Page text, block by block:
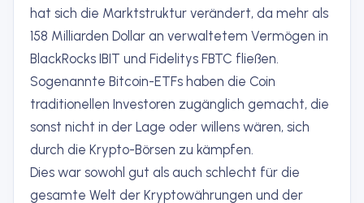
hat sich die Marktstruktur verändert, da mehr als
158 Milliarden Dollar an verwaltetem Vermögen in
BlackRocks IBIT und Fidelitys FBTC fließen.
Sogenannte Bitcoin-ETFs haben die Coin
traditionellen Investoren zugänglich gemacht, die
sonst nicht in der Lage oder willens wären, sich
durch die Krypto-Börsen zu kämpfen.
Dies war sowohl gut als auch schlecht für die
gesamte Welt der Kryptowährungen und der